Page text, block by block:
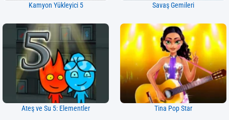
Kamyon Yükleyici 5 Savaş Gemileri
Ateş ve Su 5: Elementler Tina Pop Star